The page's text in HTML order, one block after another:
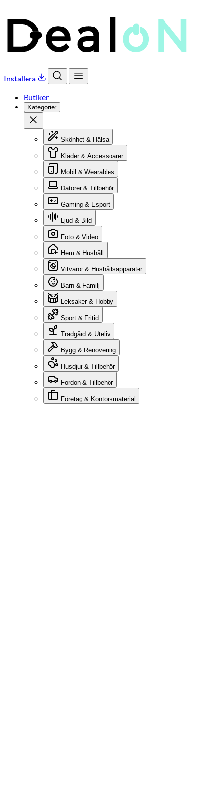
Installera
Öppna sökÖppna meny
Butiker
Kategorier
Stäng
Skönhet & Hälsa
Kläder & Accessoarer
Mobil & Wearables
Datorer & Tillbehör
Gaming & Esport
Ljud & Bild
Foto & Video
Hem & Hushåll
Vitvaror & Hushållsapparater
Barn & Familj
Leksaker & Hobby
Sport & Fritid
Trädgård & Uteliv
Bygg & Renovering
Husdjur & Tillbehör
Fordon & Tillbehör
Företag & Kontorsmaterial